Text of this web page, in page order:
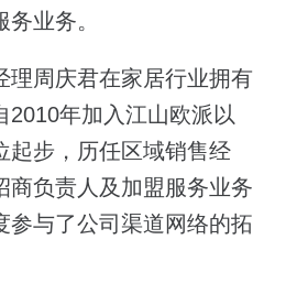
业务。
理周庆君在家居行业拥有
2010年加入江山欧派以
起步，历任区域销售经
商负责人及加盟服务业务
参与了公司渠道网络的拓